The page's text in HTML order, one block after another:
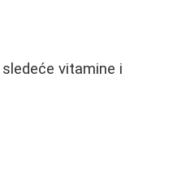
vitamine i